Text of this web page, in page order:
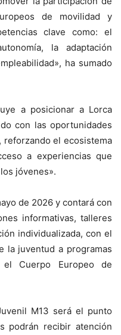
de movilidad y
clave como: el
la adaptación
ha sumado
a posicionar a Lorca
con las oportunidades
reforzando el ecosistema
a experiencias que
jóvenes».
de 2026 y contará con
informativas, talleres
individualizada, con el
la juventud a programas
Cuerpo Europeo de
M13 será el punto
podrán recibir atención